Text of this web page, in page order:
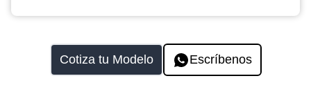
Cotiza tu Modelo Escríbenos